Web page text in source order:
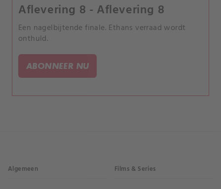
Aflevering 8 - Aflevering 8
Een nagelbijtende finale. Ethans verraad wordt
onthuld.
ABONNEER NU
Algemeen Films & Series